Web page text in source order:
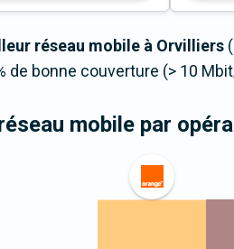
réseau mobile à Orvilliers
de bonne couverture (> 10
mobile par